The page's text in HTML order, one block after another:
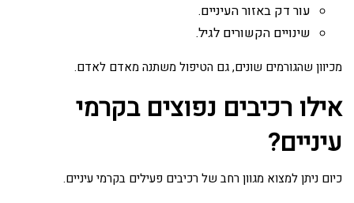
עור דק באזור העיניים.
שינויים הקשורים לגיל.
מכיוון שהגורמים שונים, גם הטיפול משתנה מאדם לאדם.
אילו רכיבים נפוצים בקרמי
עיניים?
כיום ניתן למצוא מגוון רחב של רכיבים פעילים בקרמי עיניים.